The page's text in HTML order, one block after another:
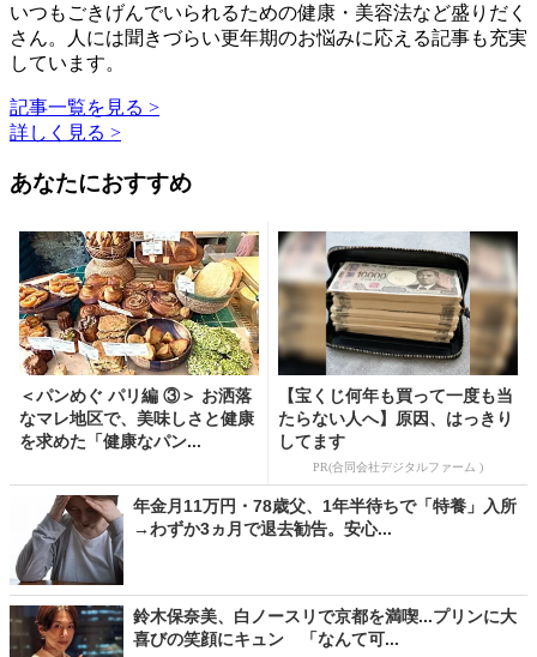
いつもごきげんでいられるための健康・美容法など盛りだく
さん。人には聞きづらい更年期のお悩みに応える記事も充実
しています。
記事一覧を見る >
詳しく見る >
あなたにおすすめ
＜パンめぐ パリ編 ③＞ お洒落
なマレ地区で、美味しさと健康
を求めた「健康なパン...
【宝くじ何年も買って一度も当
たらない人へ】原因、はっきり
してます
PR(合同会社デジタルファーム )
年金月11万円・78歳父、1年半待ちで「特養」入所
→わずか3ヵ月で退去勧告。安心...
鈴木保奈美、白ノースリで京都を満喫...プリンに大
喜びの笑顔にキュン 「なんて可...